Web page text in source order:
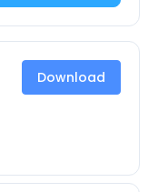
Download